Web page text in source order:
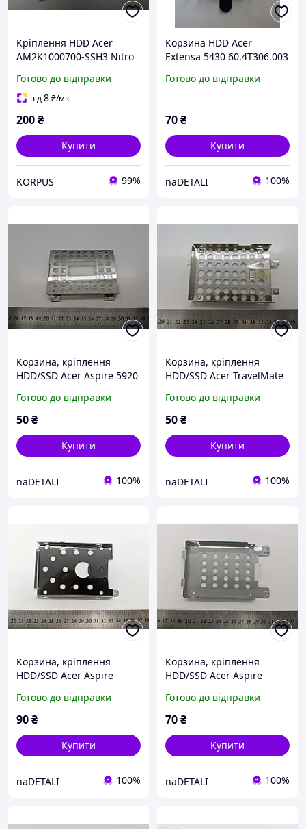
Кріплення HDD Acer
AM2K1000700-SSH3 Nitro
Готово до відправки
від8₴/міс
200₴
Купити
KORPUS 99%
Корзина HDD Acer
Extensa 5430 60.4T306.003
Готово до відправки
70₴
Купити
naDETALI 100%
Корзина, кріплення
HDD/SSD Acer Aspire 5920
Готово до відправки
50₴
Купити
naDETALI 100%
Корзина, кріплення
HDD/SSD Acer TravelMate
Готово до відправки
50₴
Купити
naDETALI 100%
Корзина, кріплення
HDD/SSD Acer Aspire
Готово до відправки
90₴
Купити
naDETALI 100%
Корзина, кріплення
HDD/SSD Acer Aspire
Готово до відправки
70₴
Купити
naDETALI 100%